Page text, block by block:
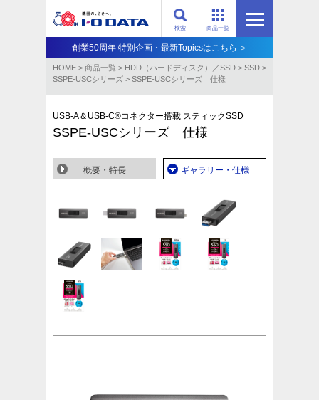
商品一覧
検索
創業50周年 特別企画・最新Topicsはこちら ＞
HOME > 商品一覧 > HDD（ハードディスク）／SSD > SSD >
SSPE-USCシリーズ > SSPE-USCシリーズ 仕様
USB-A＆USB-C®コネクター搭載 スティックSSD
SSPE-USCシリーズ 仕様
概要・特長 ギャラリー・仕様